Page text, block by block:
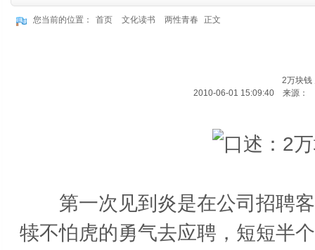
您当前的位置： 首页 文化读书 两性青春 正文
2万块钱
2010-06-01 15:09:40 来源：
第一次见到炎是在公司招聘客
犊不怕虎的勇气去应聘，短短半